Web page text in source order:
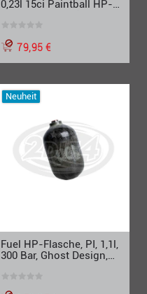
0,23l 15ci Paintball HP-
79,95 €
Neuheit
Fuel HP-Flasche, PI, 1,1l,
300 Bar, Ghost Design,